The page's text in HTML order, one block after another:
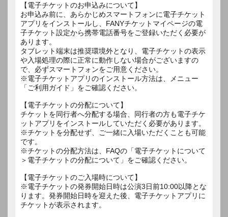
【電子チケットのお申込みについて】
お申込み前に、あらかじめスマートフォンに電子チケット
アプリをインストールし、FANYチケットマイページの電
子チケット設定から携帯電話番号をご登録いただく必要が
あります。
タブレット端末は推奨環境外となり、電子チケットの表示
や入場処理の際に正常に動作しない場合がございますの
で、必ずスマートフォンをご用意ください。
※電子チケットアプリのインストール方法は、メニュー
「ご利用ガイド」をご確認ください。
【電子チケットの分配について】
チケットを同行者へ分配する場合、同行者の方も電子チケ
ットアプリをインストールしていただく必要があります。
※チケットを分配せず、ご一緒に入場いただくことも可能
です。
※チケットの分配方法は、FAQの「電子チケットについて
＞電子チケットの分配について」をご確認ください。
【電子チケットのご入場時について】
※電子チケットの発券開始日時は公演3日前10:00以降とな
ります。発券開始日時を迎えた後、電子チケットアプリに
チケットが表示されます。